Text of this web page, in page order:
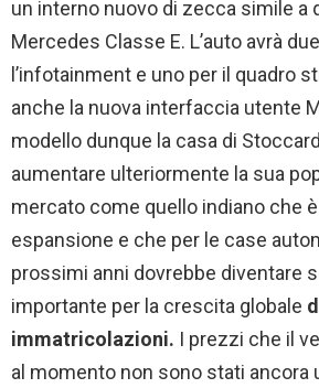
un interno nuovo di zecca simile a
Mercedes Classe E. L’auto avrà
l’infotainment e uno per il quadro
anche la nuova interfaccia utente
modello dunque la casa di
aumentare ulteriormente la sua
mercato come quello indiano che
espansione e che per le case
prossimi anni dovrebbe diventare
importante per la crescita globale
immatricolazioni. I prezzi che il
al momento non sono stati ancora